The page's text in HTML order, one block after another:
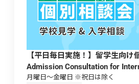
【平日毎日実施！】留学生向け
Admission Consultation for
月曜日～金曜日 ※祝日は除く